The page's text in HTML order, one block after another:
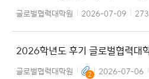
글로벌협력대학원 2026-07-09 273
2026학년도 후기 글로벌협력대
글로벌협력대학원 2 2026-07-06